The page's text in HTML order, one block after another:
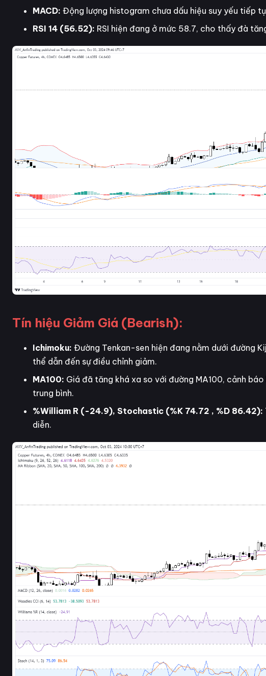
MACD: Động lượng histogram chưa dấu hiệu suy yếu tiếp
RSI 14 (56.52): RSI hiện đang ở mức 58.7, cho thấy đà
Tín hiệu Giảm Giá (Bearish):
Ichimoku: Đường Tenkan-sen hiện đang nằm dưới đường
thể dẫn đến sự điều chỉnh giảm.
MA100: Giá đã tăng khá xa so với đường MA100, cảnh
trung bình.
%William R (-24.9), Stochastic (%K 74.72 , %D 86.42):
diễn.